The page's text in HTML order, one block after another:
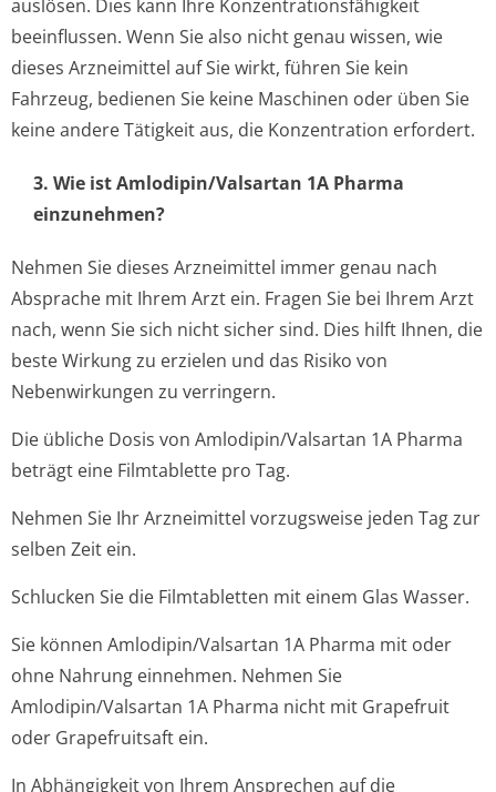
auslösen. Dies kann Ihre Konzentration­sfähigkeit
beeinflussen. Wenn Sie also nicht genau wissen, wie
dieses Arzneimittel auf Sie wirkt, führen Sie kein
Fahrzeug, bedienen Sie keine Maschinen oder üben Sie
keine andere Tätigkeit aus, die Konzentration erfordert.
3. Wie ist Amlodipin/Valsartan 1A Pharma
einzunehmen?
Nehmen Sie dieses Arzneimittel immer genau nach
Absprache mit Ihrem Arzt ein. Fragen Sie bei Ihrem Arzt
nach, wenn Sie sich nicht sicher sind. Dies hilft Ihnen, die
beste Wirkung zu erzielen und das Risiko von
Nebenwirkungen zu verringern.
Die übliche Dosis von Amlodipin/Valsartan 1A Pharma
beträgt eine Filmtablette pro Tag.
Nehmen Sie Ihr Arzneimittel vorzugsweise jeden Tag zur
selben Zeit ein.
Schlucken Sie die Filmtabletten mit einem Glas Wasser.
Sie können Amlodipin/Valsartan 1A Pharma mit oder
ohne Nahrung einnehmen. Nehmen Sie
Amlodipin/Valsartan 1A Pharma nicht mit Grapefruit
oder Grapefruitsaft ein.
In Abhängigkeit von Ihrem Ansprechen auf die